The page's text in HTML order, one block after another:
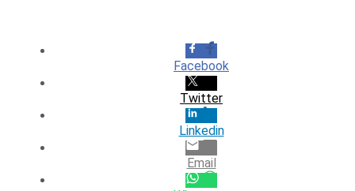
Facebook
Twitter
Linkedin
Email